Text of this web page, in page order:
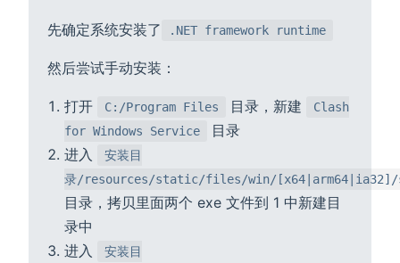
先确定系统安装了 .NET framework runtime
然后尝试手动安装：
打开 C:/Program Files 目录，新建
Clash
for Windows Service
目录
进入
安装目
录/resources/static/files/win/[x64|arm64|ia32]/
目录，拷贝里面两个 exe 文件到 1 中新建目
录中
进入
安装目